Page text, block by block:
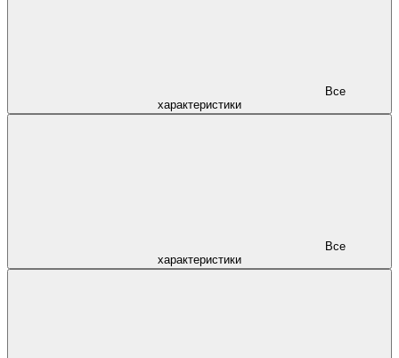
характеристики
характеристики